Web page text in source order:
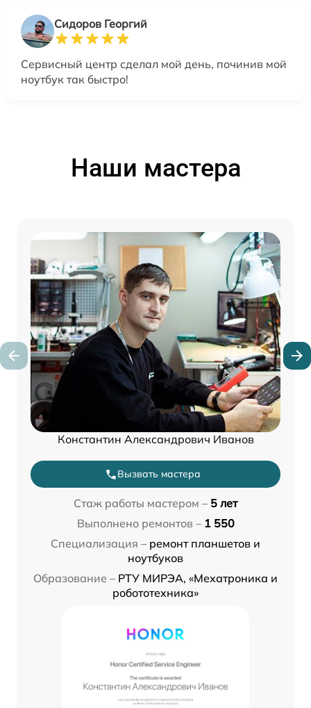
Сидоров Георгий
Сервисный центр сделал мой день, починив мой
ноутбук так быстро!
Наши мастера
Константин Александрович Иванов
Вызвать мастера
Стаж работы мастером – 5 лет
Выполнено ремонтов – 1 550
Специализация – ремонт планшетов и
ноутбуков
Образование – РТУ МИРЭА, «Мехатроника и
робототехника»